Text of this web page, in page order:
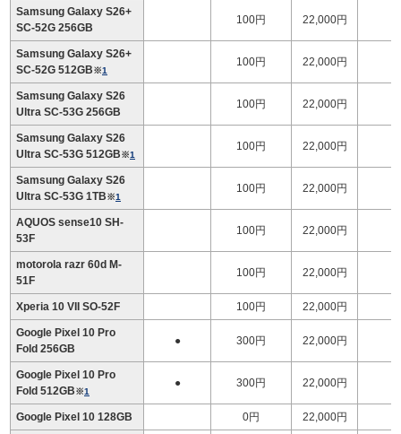
Samsung Galaxy S26+
SC-52G 256GB
100円 22,000円
Samsung Galaxy S26+
SC-52G 512GB※1
100円 22,000円
Samsung Galaxy S26
Ultra SC-53G 256GB
100円 22,000円
Samsung Galaxy S26
Ultra SC-53G 512GB※1
100円 22,000円
Samsung Galaxy S26
Ultra SC-53G 1TB※1
100円 22,000円
AQUOS sense10 SH-
53F
100円 22,000円
motorola razr 60d M-
51F
100円 22,000円
Xperia 10 VII SO-52F 100円 22,000円
Google Pixel 10 Pro
Fold 256GB
● 300円 22,000円
Google Pixel 10 Pro
Fold 512GB※1
● 300円 22,000円
Google Pixel 10 128GB 0円 22,000円